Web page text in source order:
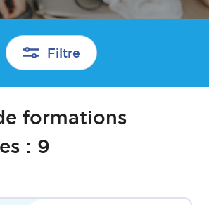
Filtre
formations
: 9